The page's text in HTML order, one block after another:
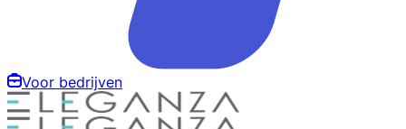
Voor bedrijven